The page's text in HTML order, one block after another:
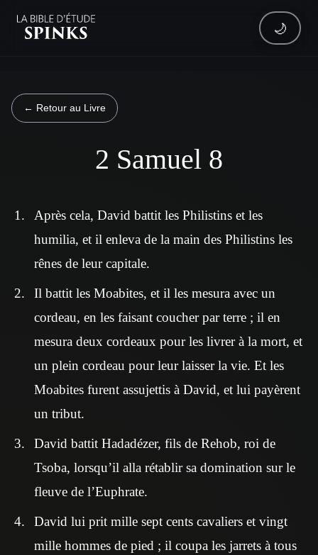
🌙
← Retour au Livre
2 Samuel 8
Après cela, David battit les Philistins et les
humilia, et il enleva de la main des Philistins les
rênes de leur capitale.
Il battit les Moabites, et il les mesura avec un
cordeau, en les faisant coucher par terre ; il en
mesura deux cordeaux pour les livrer à la mort, et
un plein cordeau pour leur laisser la vie. Et les
Moabites furent assujettis à David, et lui payèrent
un tribut.
David battit Hadadézer, fils de Rehob, roi de
Tsoba, lorsqu’il alla rétablir sa domination sur le
fleuve de l’Euphrate.
David lui prit mille sept cents cavaliers et vingt
mille hommes de pied ; il coupa les jarrets à tous